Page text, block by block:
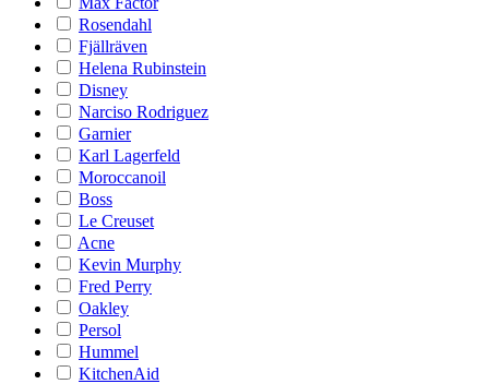
Rosendahl
Fjällräven
Helena Rubinstein
Disney
Narciso Rodriguez
Garnier
Karl Lagerfeld
Moroccanoil
Boss
Le Creuset
Acne
Kevin Murphy
Fred Perry
Oakley
Persol
Hummel
KitchenAid